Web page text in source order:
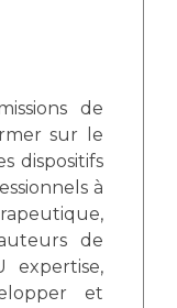
de Biologie
de
sur le
à
expertise,
et